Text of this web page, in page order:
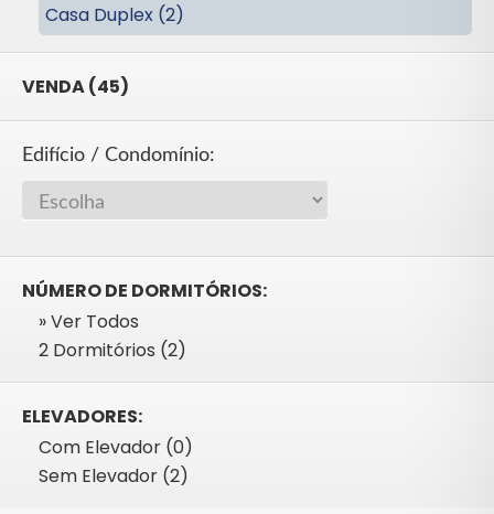
Casa Duplex (2)
VENDA (45)
Edifício / Condomínio:
NÚMERO DE DORMITÓRIOS:
» Ver Todos
2 Dormitórios (2)
ELEVADORES:
Com Elevador (0)
Sem Elevador (2)